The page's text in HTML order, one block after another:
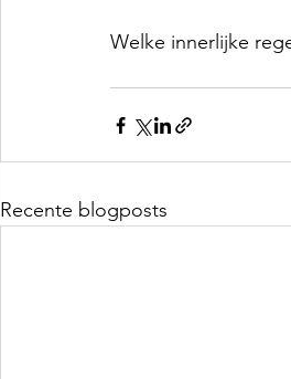
Welke innerlijke
Recente blogposts